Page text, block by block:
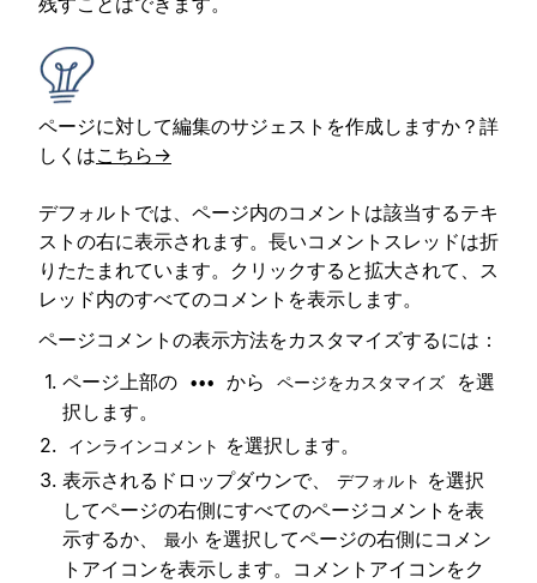
ページに対して編集のサジェストを作成しますか？詳
しくはこちら→
デフォルトでは、ページ内のコメントは該当するテキ
ストの右に表示されます。長いコメントスレッドは折
りたたまれています。クリックすると拡大されて、ス
レッド内のすべてのコメントを表示します。
ページコメントの表示方法をカスタマイズするには：
ページ上部の
••• から ページをカスタマイズ
を選
択します。
インラインコメント を選択します。
表示されるドロップダウンで、
デフォルト を選択
してページの右側にすべてのページコメントを表
示するか、
最小 を選択してページの右側にコメン
トアイコンを表示します。コメントアイコンをク